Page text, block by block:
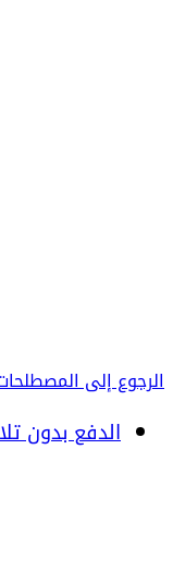
الرجوع إلى
الدفع بدون